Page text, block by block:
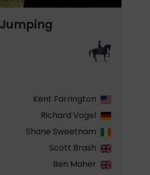
Jumping
Kent Farrington
Richard Vogel
Shane Sweetnam
Scott Brash
Ben Maher